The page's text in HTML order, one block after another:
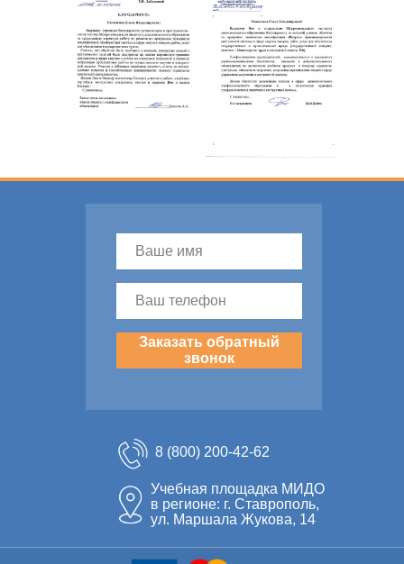
8 (800) 200-42-62
Учебная площадка МИДО
в регионе: г. Ставрополь,
ул. Маршала Жукова, 14
Заказать обратный
звонок